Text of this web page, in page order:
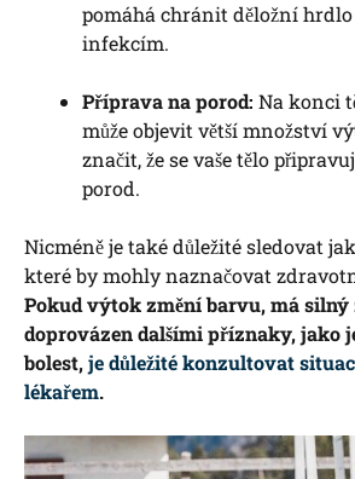
pomáhá chránit děložní
infekcím.
Příprava na porod: Na konci
může objevit větší množství
značit, že se vaše tělo
porod.
Nicméně je také důležité sledovat
které by mohly naznačovat
Pokud výtok změní barvu, má silný
doprovázen dalšími příznaky, jako
bolest,je důležité konzultovat
lékařem.